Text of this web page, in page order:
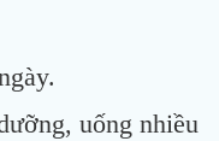
uống nhiều